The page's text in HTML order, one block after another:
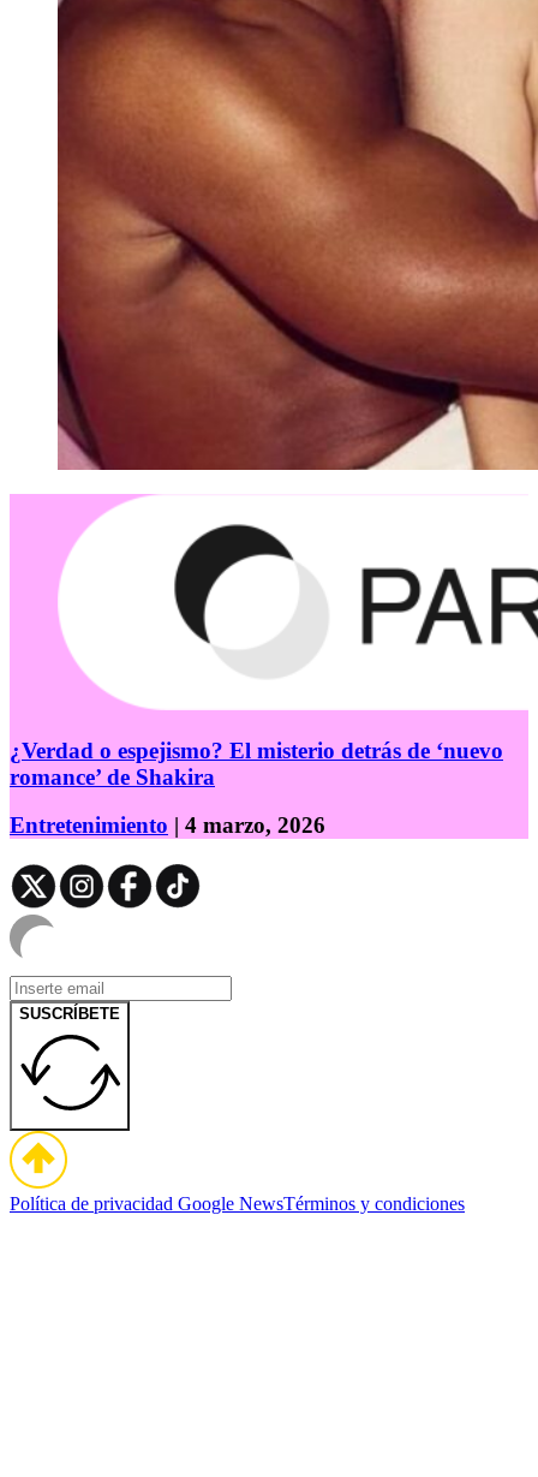
¿Verdad o espejismo? El misterio detrás de ‘nuevo
romance’ de Shakira
Entretenimiento | 4 marzo, 2026
SUSCRÍBETE
Política de privacidad Google NewsTérminos y condiciones